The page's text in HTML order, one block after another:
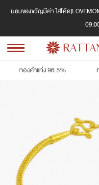
มอบของขวัญมีค่า ใส่โค้ด
ทองคำแท่ง 96.5%